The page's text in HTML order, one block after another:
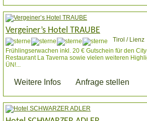
Vergeiner’s Hotel TRAUBE
Tirol / Lienz
Frühlingserwachen inkl. 20 € Gutschein für den
Restaurant La Taverna sowie vielen weiteren
ÜN!...
Weitere Infos Anfrage stellen